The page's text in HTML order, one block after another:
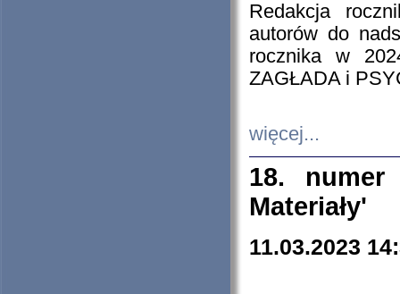
Redakcja
autorów do
rocznika w
ZAGŁADA i
więcej...
18. numer
Materiały'
11.03.2023